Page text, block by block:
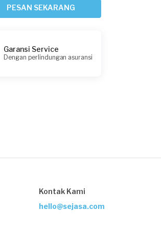
PESAN SEKARANG
Garansi Service
Dengan perlindungan asuransi
Kontak Kami
hello@sejasa.com